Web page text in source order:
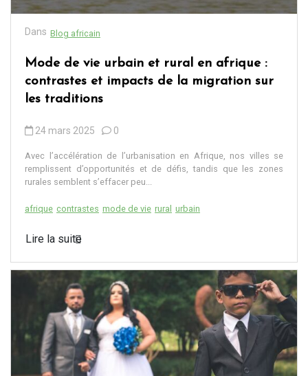
Dans Blog africain
Mode de vie urbain et rural en afrique :
contrastes et impacts de la migration sur
les traditions
24 mars 2025 0
Avec l’accélération de l’urbanisation en Afrique, nos villes se
remplissent d’opportunités et de défis, tandis que les zones
rurales semblent s’effacer peu...
afrique contrastes mode de vie rural urbain
Lire la suite